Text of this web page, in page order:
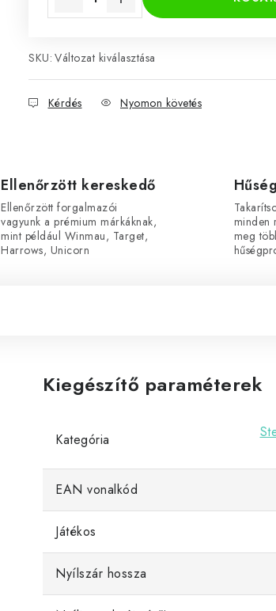
SKU: Változat kiválasztása
Kérdés Nyomon követés
Ellenőrzött kereskedő
Ellenőrzött forgalmazói
vagyunk a prémium márkáknak,
mint például Winmau, Target,
Harrows, Unicorn
minden
meg
Kiegészítő paraméterek
Kategória
EAN vonalkód
Játékos
Nyílszár hossza